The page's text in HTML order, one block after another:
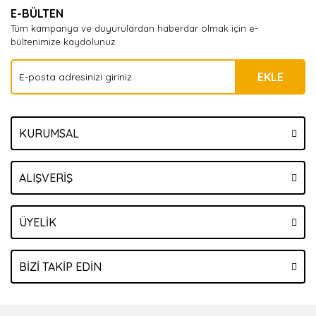
E-BÜLTEN
Tüm kampanya ve duyurulardan haberdar olmak için e-
bültenimize kaydolunuz.
EKLE
KURUMSAL
ALIŞVERİŞ
ÜYELİK
BİZİ TAKİP EDİN